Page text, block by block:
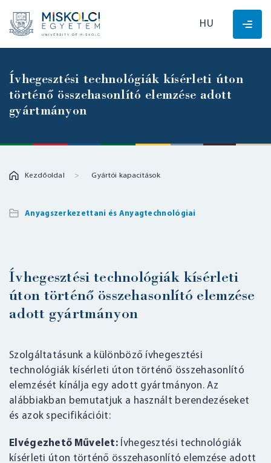
HU
Ívhegesztési technológiák kísérleti úton
történő összehasonlító elemzése adott
gyártmányon
Kezdőoldal Gyártói kapacitások
Anyagszerkezettani és Anyagtechnológiai
Ívhegesztési technológiák kísérleti
úton történő összehasonlító elemzése
adott gyártmányon
Szolgáltatásunk a különböző ívhegesztési
technológiák kísérleti úton történő összehasonlító
elemzését kínálja egy adott gyártmányon. Az
alábbiakban bemutatjuk a használt berendezéseket
és azok specifikációit:
Elvégezhető Művelet: Ívhegesztési technológiák
kísérleti úton történő összehasonlító elemzése adott